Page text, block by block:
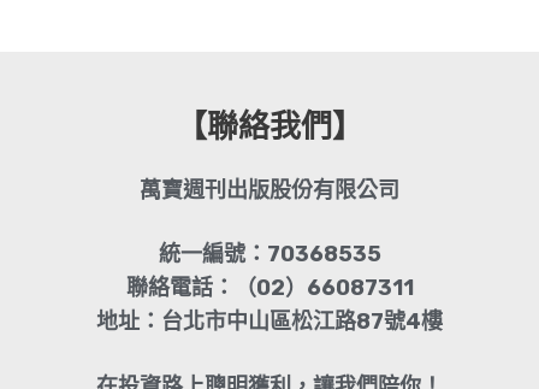
【聯絡我們】
萬寶週刊出版股份有限公司
統一編號：70368535
聯絡電話：（02）66087311
地址：台北市中山區松江路87號4樓